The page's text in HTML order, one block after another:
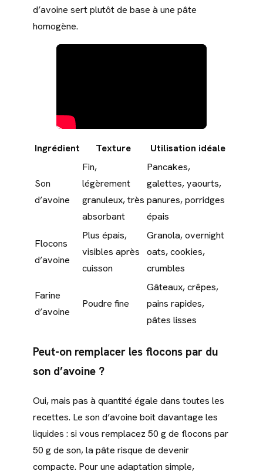
d’avoine sert plutôt de base à une pâte
homogène.
Ingrédient Texture Utilisation idéale
Son
d’avoine
Fin,
légèrement
granuleux, très
absorbant
Pancakes,
galettes, yaourts,
panures, porridges
épais
Flocons
d’avoine
Plus épais,
visibles après
cuisson
Granola, overnight
oats, cookies,
crumbles
Farine
d’avoine
Poudre fine
Gâteaux, crêpes,
pains rapides,
pâtes lisses
Peut-on remplacer les flocons par du
son d’avoine ?
Oui, mais pas à quantité égale dans toutes les
recettes. Le son d’avoine boit davantage les
liquides : si vous remplacez 50 g de flocons par
50 g de son, la pâte risque de devenir
compacte. Pour une adaptation simple,